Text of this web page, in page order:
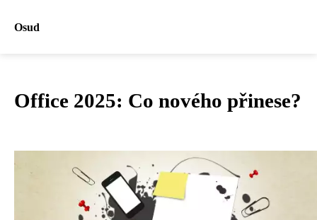
Osud
Office 2025: Co nového přinese?